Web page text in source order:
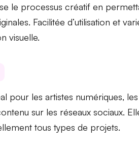
le processus créatif en
Facilitée d’utilisation et
visuelle.
pour les artistes numériques,
sur les réseaux sociaux.
tous types de projets.